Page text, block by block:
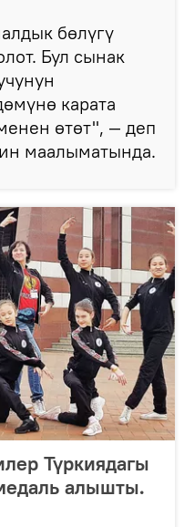
бөлүгү
Бул сынак
карата
өтөт", — деп
маалыматында.
Түркиядагы
алышты.